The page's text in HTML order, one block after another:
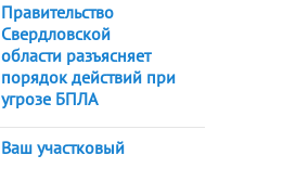
Правительство
Свердловской
области разъясняет
порядок действий при
угрозе БПЛА
Ваш участковый